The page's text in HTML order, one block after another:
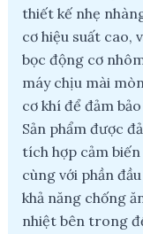
thiết kế nhẹ
cơ hiệu suất cao,
bọc động cơ
máy chịu mài
cơ khí để đảm
Sản phẩm được
tích hợp cảm
cùng với phần
khả năng chống
nhiệt bên trong